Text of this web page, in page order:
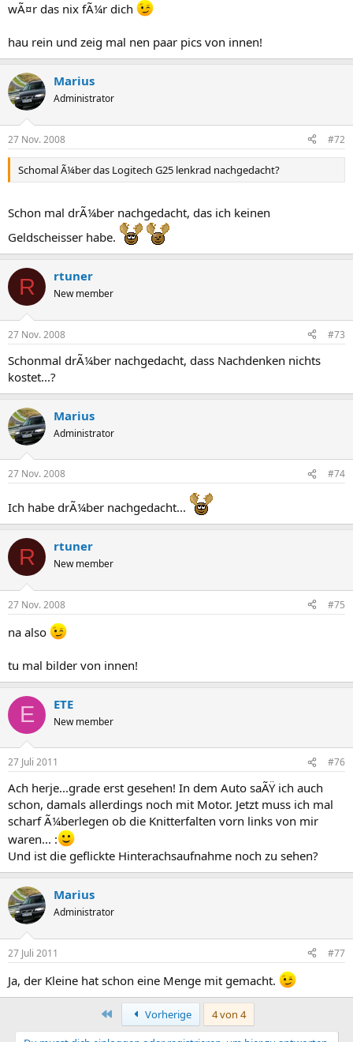
wÃ¤r das nix fÃ¼r dich
hau rein und zeig mal nen paar pics von innen!
Marius
Administrator
27 Nov. 2008 #72
Schomal Ã¼ber das Logitech G25 lenkrad nachgedacht?
Schon mal drÃ¼ber nachgedacht, das ich keinen
Geldscheisser habe.
R rtuner
New member
27 Nov. 2008 #73
Schonmal drÃ¼ber nachgedacht, dass Nachdenken nichts
kostet...?
Marius
Administrator
27 Nov. 2008 #74
Ich habe drÃ¼ber nachgedacht...
R rtuner
New member
27 Nov. 2008 #75
na also
tu mal bilder von innen!
E ETE
New member
27 Juli 2011 #76
Ach herje...grade erst gesehen! In dem Auto saÃŸ ich auch
schon, damals allerdings noch mit Motor. Jetzt muss ich mal
scharf Ã¼berlegen ob die Knitterfalten vorn links von mir
waren... :
Und ist die geflickte Hinterachsaufnahme noch zu sehen?
Marius
Administrator
27 Juli 2011 #77
Ja, der Kleine hat schon eine Menge mit gemacht.
Erste Vorherige
4 von 4